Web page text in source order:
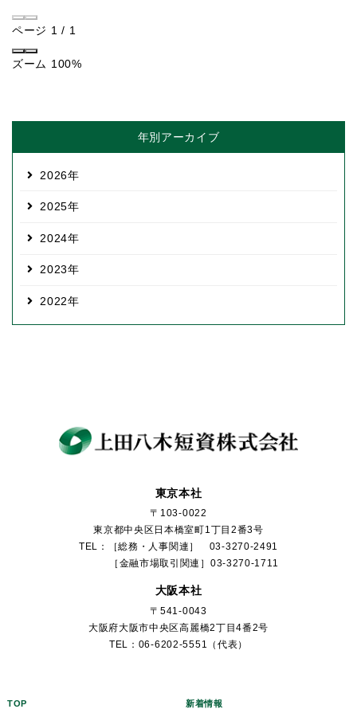
ページ 1 / 1
ズーム 100%
年別アーカイブ
2026
2025
2024
2023
2022
東京本社
〒103-0022
東京都中央区日本橋室町1丁目2番3号
TEL：［総務・人事関連］ 03-3270-2491
［金融市場取引関連］03-3270-1711
大阪本社
〒541-0043
大阪府大阪市中央区高麗橋2丁目4番2号
TEL：06-6202-5551（代表）
TOP 新着情報